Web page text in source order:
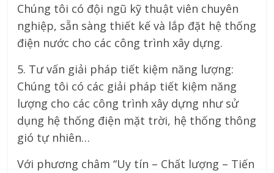
Chúng tôi có đội ngũ kỹ thuật viên chuyên
nghiệp, sẵn sàng thiết kế và lắp đặt hệ thống
điện nước cho các công trình xây dựng.
5. Tư vấn giải pháp tiết kiệm năng lượng:
Chúng tôi có các giải pháp tiết kiệm năng
lượng cho các công trình xây dựng như sử
dụng hệ thống điện mặt trời, hệ thống thông
gió tự nhiên…
Với phương châm “Uy tín – Chất lượng – Tiến